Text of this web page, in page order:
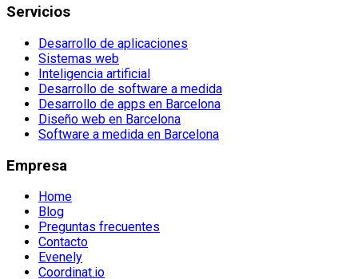
Servicios
Desarrollo de aplicaciones
Sistemas web
Inteligencia artificial
Desarrollo de software a medida
Desarrollo de apps en Barcelona
Diseño web en Barcelona
Software a medida en Barcelona
Empresa
Home
Blog
Preguntas frecuentes
Contacto
Evenely
Coordinat.io